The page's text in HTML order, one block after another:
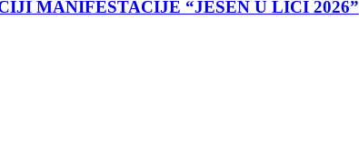
MANIFESTACIJE “JESEN U LICI 2026”